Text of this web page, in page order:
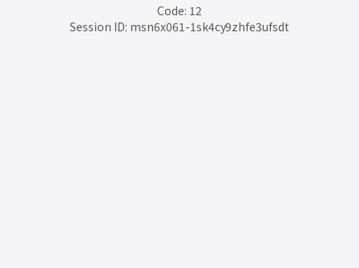
Code: 12
Session ID: msn6x061-1sk4cy9zhfe3ufsdt